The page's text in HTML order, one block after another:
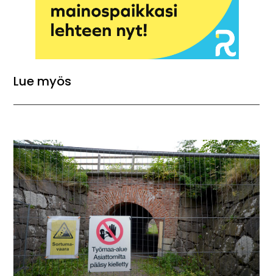
Lue myös